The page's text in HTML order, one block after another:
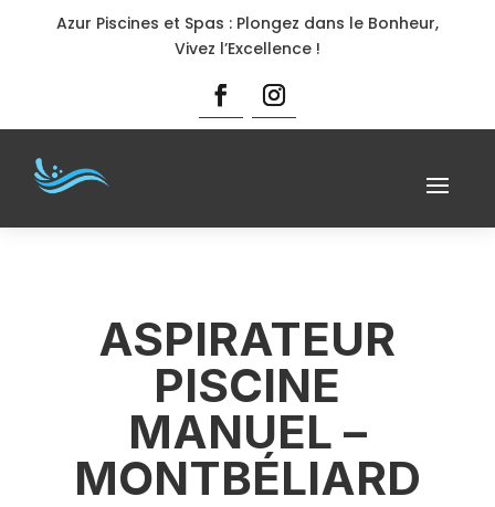
Azur Piscines et Spas : Plongez dans le Bonheur,
Vivez l’Excellence !
ASPIRATEUR
PISCINE
MANUEL –
MONTBÉLIARD